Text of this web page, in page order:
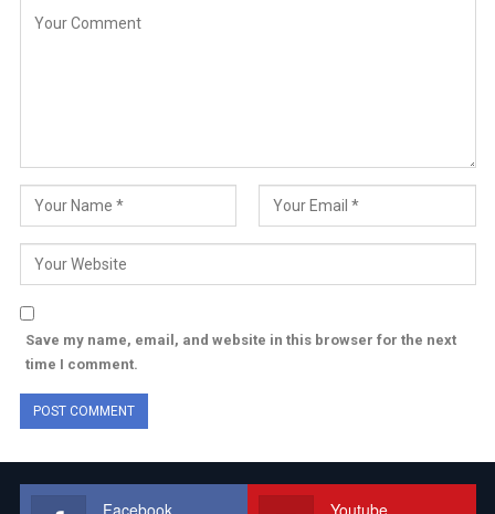
Save my name, email, and website in this browser for the next
time I comment.
Facebook Youtube